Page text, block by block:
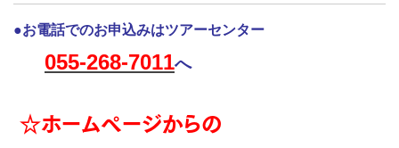
●お電話でのお申込みはツアーセンター
055-268-7011へ
☆ホームページからの